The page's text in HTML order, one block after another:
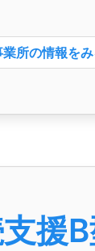
業所の情報を
援